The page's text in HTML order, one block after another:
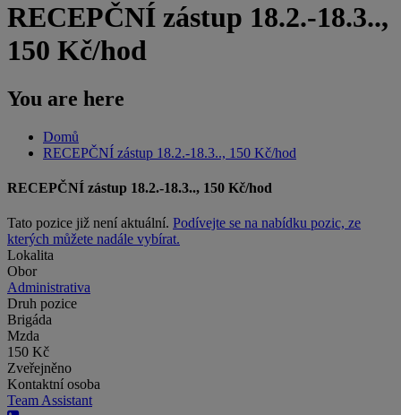
RECEPČNÍ zástup 18.2.-18.3..,
150 Kč/hod
You are here
Domů
RECEPČNÍ zástup 18.2.-18.3.., 150 Kč/hod
RECEPČNÍ zástup 18.2.-18.3.., 150 Kč/hod
Tato pozice již není aktuální. Podívejte se na nabídku pozic, ze
kterých můžete nadále vybírat.
Lokalita
Obor
Administrativa
Druh pozice
Brigáda
Mzda
150 Kč
Zveřejněno
Kontaktní osoba
Team Assistant